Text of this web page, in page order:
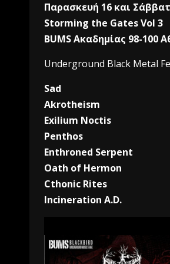
Παρασκευή 16 και
Storming the Gates Vol 3
BUMS Ακαδημίας 98-100
Underground Black Metal
Sad
Akrotheism
Exilium Noctis
Penthos
Enthroned Serpent
Oath of Hermon
Cthonic Rites
Incineration A.D.